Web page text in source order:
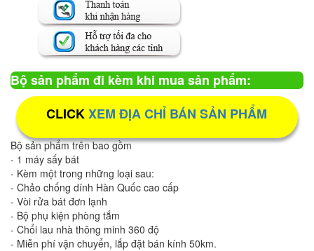
Bộ sản phẩm đi kèm khi mua sản phẩm:
CLICKXEM ĐỊA CHỈ BÁN SẢN PHẨM
Bộ sản phẩm trên bao gồm
- 1 máy sấy bát
- Kèm một trong những loại sau:
- Chảo chống dính Hàn Quốc cao cấp
- Vòi rửa bát đơn lạnh
- Bộ phụ kiện phòng tắm
- Chổi lau nhà thông minh 360 độ
- Miễn phí vận chuyển, lắp đặt bán kính 50km.